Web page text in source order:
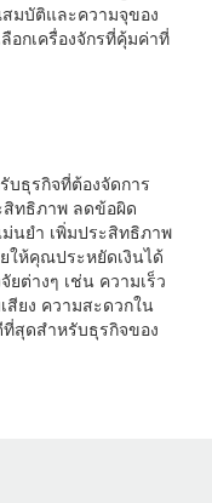
มบัติและความจุของ
อกเครื่องจักรที่คุ้มค่าที่
บธุรกิจที่ต้องจัดการ
สิทธิภาพ ลดข้อผิด
นยำ เพิ่มประสิทธิภาพ
ให้คุณประหยัดเงินได้
ยต่างๆ เช่น ความเร็ว
สียง ความสะดวกใน
ที่สุดสำหรับธุรกิจของ